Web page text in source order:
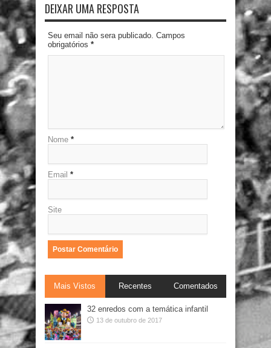
DEIXAR UMA RESPOSTA
Seu email não sera publicado. Campos
obrigatórios *
Nome *
Email *
Site
Mais Vistos Recentes Comentados
32 enredos com a temática infantil
13 de outubro de 2017